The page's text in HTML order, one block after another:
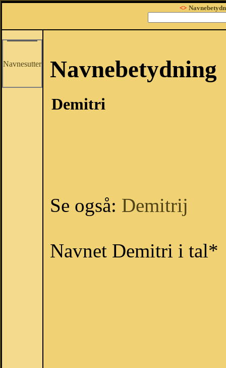
<>
Navnesutter Navnebetydning
Demitri
Se også: Demitrij
Navnet Demitri i tal*